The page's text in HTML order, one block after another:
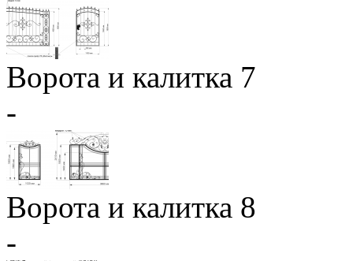
Ворота и калитка 7
-
Ворота и калитка 8
-